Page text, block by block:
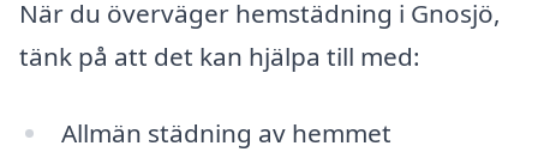
När du överväger hemstädning i Gnosjö,
tänk på att det kan hjälpa till med:
Allmän städning av hemmet